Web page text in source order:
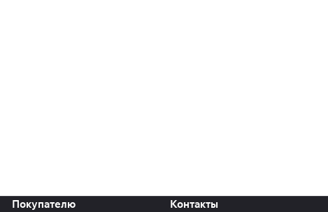
Покупателю Контакты